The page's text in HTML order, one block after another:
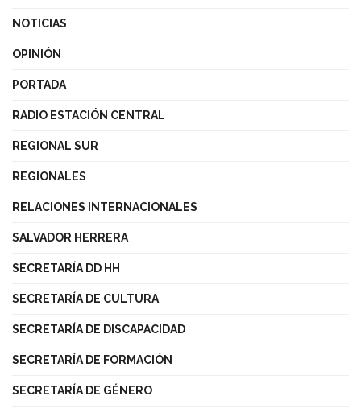
NOTICIAS
OPINIÓN
PORTADA
RADIO ESTACIÓN CENTRAL
REGIONAL SUR
REGIONALES
RELACIONES INTERNACIONALES
SALVADOR HERRERA
SECRETARÍA DD HH
SECRETARÍA DE CULTURA
SECRETARÍA DE DISCAPACIDAD
SECRETARÍA DE FORMACIÓN
SECRETARÍA DE GÉNERO